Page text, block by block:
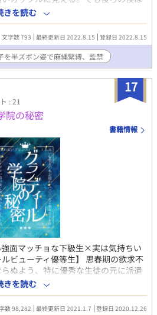
縄で後ろ手にぐるぐる巻きに縛り上
ぐいの猿ぐつわをかまされていた。
は大学に入学してすぐ、校門の近く
バードクターの原田さんは塾講師を
スナックの常連だった。下宿生活を
く、原田さんにときどき奢ってもら
んはいつか、僕を主人公にした映画
れで親切にしてくれるのかな、でも
キーだったな。どんな映画を撮りた
いなかった。 秀子さんはＯＬさん
はいていて屈託のない感じ。２人の
けど、まあ普通に似合いのカップル
の思い出話を聞きたがった。僕はあ
代に受けたお尻叩きのお仕置きの話
秀子さんに聞いてほしい衝動に駆ら
先生に恋したんでしょ」 秀子さんは
だろう、もっと宗教的な感じ。僕は女
妙にシリアスな沈黙が訪れた。
は変わってるって女の子によく言わ
のに」 「女の子の方が勘がいいの
嬉しかったんでしょ？ それをあたし
「やっぱり僕、変だよね」 「男の子が
心を奪われる、いいじゃない。その
供みたいな半ズボンはいてるのね」
ズボン姿だった。
きを読む
文字数 793 最終更新日 2022.8.15 登録日 2022.8.15
を半ズボン姿で麻縄緊縛、監禁
17
: 21
院の秘密
書籍情報
強面マッチョな下級生×実は気持ちい
ビューティ優等生】 思春期の欲求不
ぬよう、特に優秀な生徒の元に派遣
る極秘の奉仕委員制度が存在する男
学院。 『笑わないプリンス』と呼ば
ィドが出来心で委員を呼び出してみた
きを読む
数 98,282 最終更新日 2021.1.7 登録日 2020.12.26